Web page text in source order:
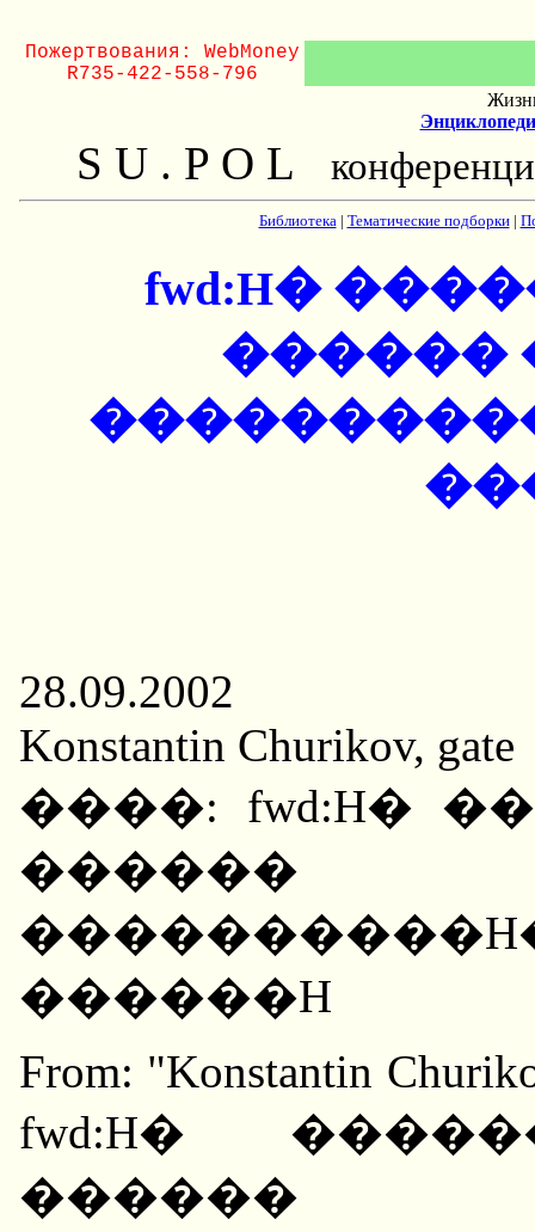
Пожертвования: WebMoney
R735-422-558-796
S U . P O L
Библиотека| Тематические подборки|
fwd:H�
������
28.09.2002
Konstantin Churikov, gate
����: fwd:H�
������
������H
From: "Konstantin
fwd:H�
������